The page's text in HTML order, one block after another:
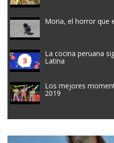
Moria, el horror que
La cocina peruana
Latina
Los mejores
2019